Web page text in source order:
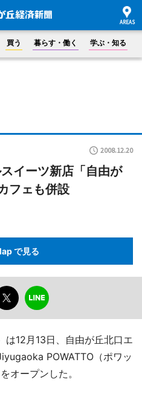
買う 暮らす・働く 学ぶ・知る
2008.12.20
イーツ新店「自由が
フェも併設
で見る
は12月13日、自由が丘北口エ
POWATTO（ポワッ
オープンした。